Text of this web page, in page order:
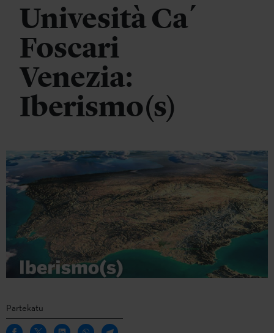
Univesità Ca´
Foscari
Venezia:
Iberismo(s)
Partekatu